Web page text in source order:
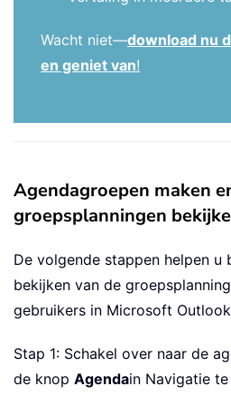
Wacht niet—download nu
en geniet van!
Agendagroepen maken
groepsplanningen
De volgende stappen helpen u
bekijken van de
gebruikers in Microsoft
Stap 1: Schakel over naar de
de knop Agendain Navigatie